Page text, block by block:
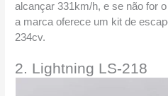
alcançar 331km/h, e se não for
a marca oferece um kit de
234cv.
2. Lightning LS-218